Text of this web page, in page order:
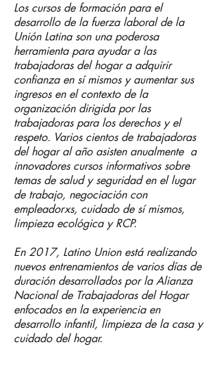
Los cursos de formación para el
desarrollo de la fuerza laboral de la
Unión Latina son una poderosa
herramienta para ayudar a las
trabajadoras del hogar a adquirir
confianza en sí mismos y aumentar sus
ingresos en el contexto de la
organización dirigida por las
trabajadoras para los derechos y el
respeto. Varios cientos de trabajadoras
del hogar al año asisten anualmente a
innovadores cursos informativos sobre
temas de salud y seguridad en el lugar
de trabajo, negociación con
empleadorxs, cuidado de sí mismos,
limpieza ecológica y RCP.
En 2017, Latino Union está realizando
nuevos entrenamientos de varios días de
duración desarrollados por la Alianza
Nacional de Trabajadoras del Hogar
enfocados en la experiencia en
desarrollo infantil, limpieza de la casa y
cuidado del hogar.